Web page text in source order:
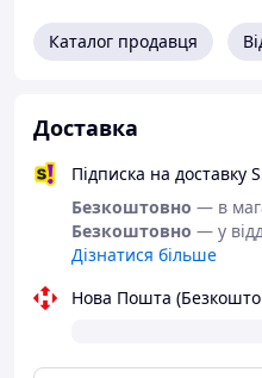
Каталог продавця
Доставка
Підписка на доставку
Безкоштовно — в
Безкоштовно — у
Дізнатися більше
Нова Пошта